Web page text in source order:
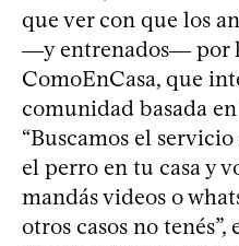
que ver con que los
―y entrenados― por
ComoEnCasa, que
comunidad basada
“Buscamos el
el perro en tu casa y
mandás videos o
otros casos no